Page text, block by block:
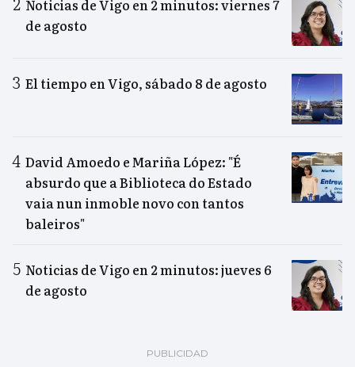
Noticias de Vigo en 2 minutos: viernes 7
de agosto
El tiempo en Vigo, sábado 8 de agosto
David Amoedo e Mariña López: "É
absurdo que a Biblioteca do Estado
vaia nun inmoble novo con tantos
baleiros"
Noticias de Vigo en 2 minutos: jueves 6
de agosto